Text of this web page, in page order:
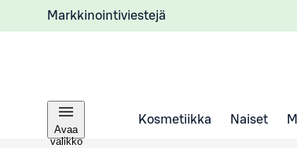
Markkinointiviestejä
Avaa
valikko
Kosmetiikka Naiset